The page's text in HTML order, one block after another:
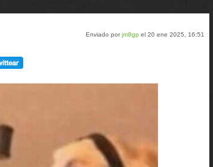
Enviado porjm8gp el 20 ene 2025, 16:51